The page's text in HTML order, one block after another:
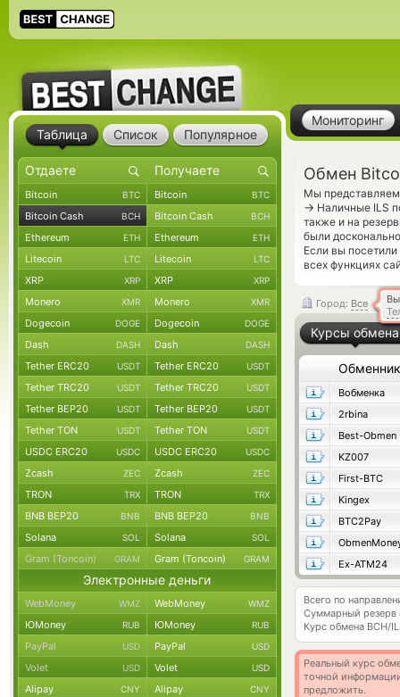
Мониторинг
Обмен
Мы представляем
→ Наличные ILS
также и на
были
Если вы
всех функциях
Город: Все
Курсы обмена
Обменник
Вобменка
2rbina
Best-Obmen
KZ007
First-BTC
Kingex
BTC2Pay
Ex-ATM24
Всего по
Суммарный резерв
Курс обмена BCH/
Реальный курс
точной
предложить.
Таблица Список Популярное
Bitcoin BTC Bitcoin BTC
Bitcoin Cash BCH Bitcoin Cash BCH
Ethereum ETH Ethereum ETH
Litecoin LTC Litecoin LTC
XRP XRP XRP XRP
Monero XMR Monero XMR
Dogecoin DOGE Dogecoin DOGE
Dash DASH Dash DASH
Tether ERC20 USDT Tether ERC20 USDT
Tether TRC20 USDT Tether TRC20 USDT
Tether BEP20 USDT Tether BEP20 USDT
Tether TON USDT Tether TON USDT
USDC ERC20 USDC USDC ERC20 USDC
Zcash ZEC Zcash ZEC
TRON TRX TRON TRX
BNB BEP20 BNB BNB BEP20 BNB
Solana SOL Solana SOL
Gram (Toncoin) GRAM Gram (Toncoin) GRAM
Электронные деньги
WebMoney WMZ WebMoney WMZ
ЮMoney RUB ЮMoney RUB
PayPal USD PayPal USD
Volet USD Volet USD
Alipay CNY Alipay CNY